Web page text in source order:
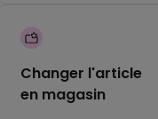
Changer l'article
en magasin